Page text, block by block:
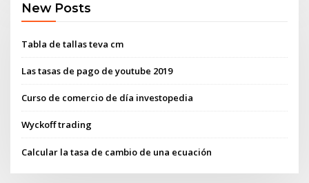
New Posts
Tabla de tallas teva cm
Las tasas de pago de youtube 2019
Curso de comercio de día investopedia
Wyckoff trading
Calcular la tasa de cambio de una ecuación